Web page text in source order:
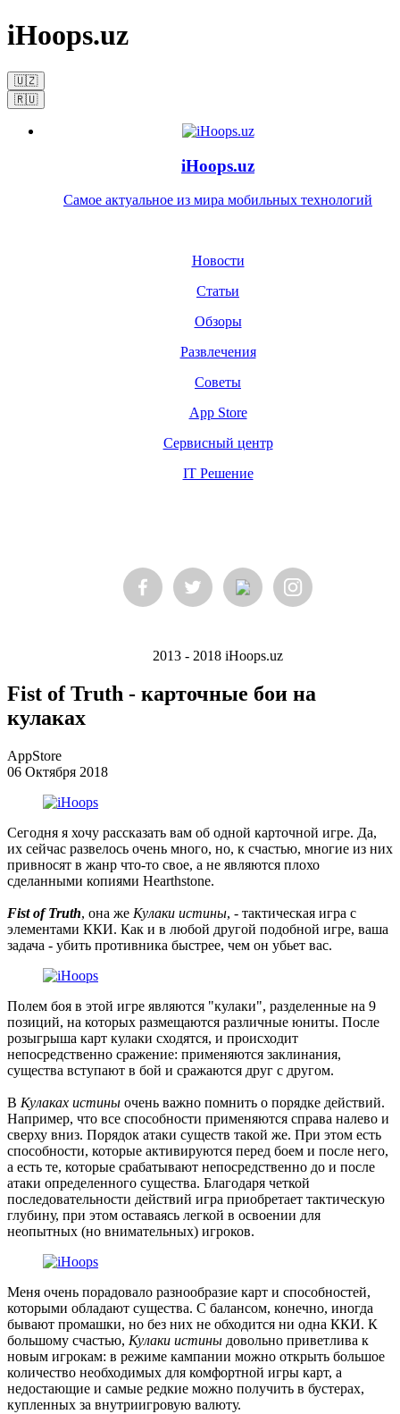
iHoops.uz
🇺🇿
🇷🇺
iHoops.uz
Самое актуальное из мира мобильных технологий
Новости
Статьи
Обзоры
Развлечения
Советы
App Store
Сервисный центр
IT Решение
2013 - 2018 iHoops.uz
Fist of Truth - карточные бои на
кулаках
AppStore
06 Октября 2018
Сегодня я хочу рассказать вам об одной карточной игре. Да,
их сейчас развелось очень много, но, к счастью, многие из них
привносят в жанр что-то свое, а не являются плохо
сделанными копиями Hearthstone.
Fist of Truth, она же Кулаки истины, - тактическая игра с
элементами ККИ. Как и в любой другой подобной игре, ваша
задача - убить противника быстрее, чем он убьет вас.
Полем боя в этой игре являются "кулаки", разделенные на 9
позиций, на которых размещаются различные юниты. После
розыгрыша карт кулаки сходятся, и происходит
непосредственно сражение: применяются заклинания,
существа вступают в бой и сражаются друг с другом.
В Кулаках истины очень важно помнить о порядке действий.
Например, что все способности применяются справа налево и
сверху вниз. Порядок атаки существ такой же. При этом есть
способности, которые активируются перед боем и после него,
а есть те, которые срабатывают непосредственно до и после
атаки определенного существа. Благодаря четкой
последовательности действий игра приобретает тактическую
глубину, при этом оставаясь легкой в освоении для
неопытных (но внимательных) игроков.
Меня очень порадовало разнообразие карт и способностей,
которыми обладают существа. С балансом, конечно, иногда
бывают промашки, но без них не обходится ни одна ККИ. К
большому счастью, Кулаки истины довольно приветлива к
новым игрокам: в режиме кампании можно открыть большое
количество необходимых для комфортной игры карт, а
недостающие и самые редкие можно получить в бустерах,
купленных за внутриигровую валюту.